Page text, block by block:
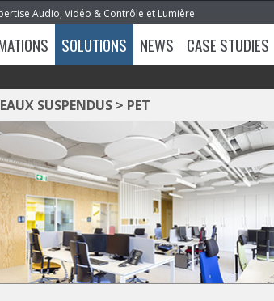
Audio, Vidéo & Contrôle et Lumière
SOLUTIONS NEWS CASE STUDIES
SUSPENDUS > PET